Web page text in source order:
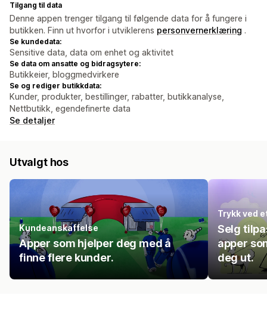
Tilgang til data
Denne appen trenger tilgang til følgende data for å fungere i
butikken. Finn ut hvorfor i utviklerens personvernerklæring .
Se kundedata:
Sensitive data, data om enhet og aktivitet
Se data om ansatte og bidragsytere:
Butikkeier, bloggmedvirkere
Se og rediger butikkdata:
Kunder, produkter, bestillinger, rabatter, butikkanalyse,
Nettbutikk, egendefinerte data
Se detaljer
Utvalgt hos
Kundeanskaffelse
Apper som hjelper deg med å
finne flere kunder.
Trykk ved
Selg
apper
deg ut.